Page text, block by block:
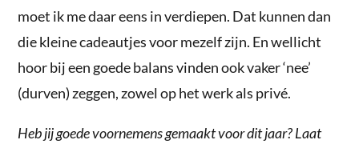
moet ik me daar eens in verdiepen. Dat kunnen dan
die kleine cadeautjes voor mezelf zijn. En wellicht
hoor bij een goede balans vinden ook vaker ‘nee’
(durven) zeggen, zowel op het werk als privé.
Heb jij goede voornemens gemaakt voor dit jaar? Laat